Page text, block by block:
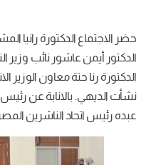
حضر الاجتماع الدكتورة رانيا
الدكتور أيمن عاشور نائب وزير
الدكتورة رنا حتة معاون الوزير
نشأت الديهي. بالانابة عن
عبده رئيس اتحاد الناشرين